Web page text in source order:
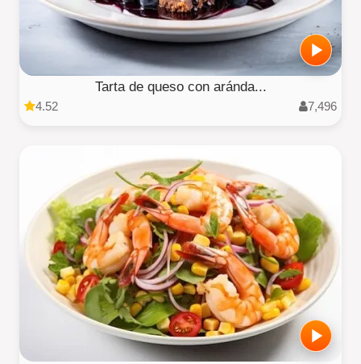
Tarta de queso con aránda...
4.52 7,496